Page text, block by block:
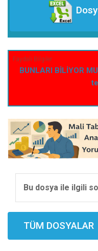
BUNLARI BİLİYOR
Bu dosya ile ilgili
TÜM DOSYALAR